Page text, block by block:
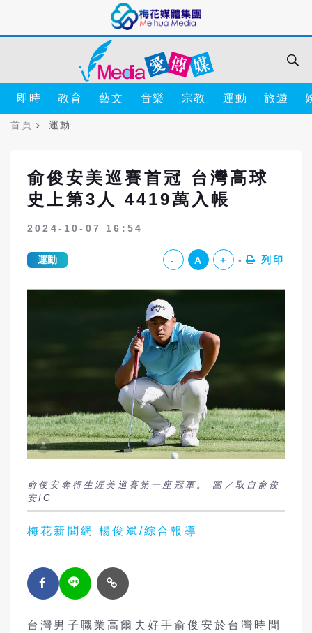
即時 教育 藝文 音樂 宗教 運動 旅遊
首頁 運動
俞俊安美巡賽首冠 台灣高球
史上第3人 4419萬入帳
2024-10-07 16:54
運動 - A + 列印
俞俊安奪得生涯美巡賽第一座冠軍。 圖／取自俞俊
安IG
梅花新聞網 楊俊斌/綜合報導
台灣男子職業高爾夫好手俞俊安於台灣時間